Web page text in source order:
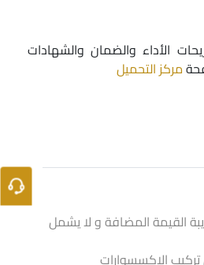
الأداء والضمان والشهادات
مركز التحميل
القيمة المضافة و لا يشمل
الاكسسوارات